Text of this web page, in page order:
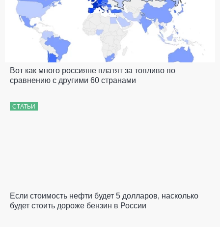
Вот как много россияне платят за топливо по
сравнению с другими 60 странами
СТАТЬИ
Если стоимость нефти будет 5 долларов, насколько
будет стоить дороже бензин в России